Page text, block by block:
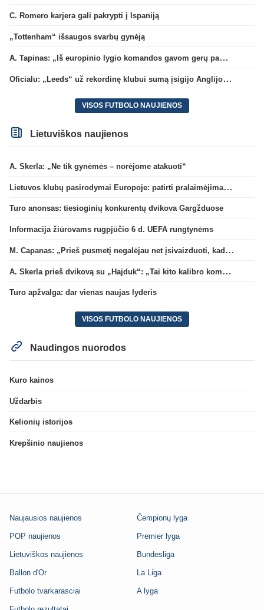
C. Romero karjera gali pakrypti į Ispaniją
„Tottenham“ išsaugos svarbų gynėją
A. Tapinas: „Iš europinio lygio komandos gavom gerų pamokų“
Oficialu: „Leeds“ už rekordinę klubui sumą įsigijo Anglijos rinktinės vartininką
VISOS FUTBOLO NAUJIENOS
Lietuviškos naujienos
A. Skerla: „Ne tik gynėmės – norėjome atakuoti“
Lietuvos klubų pasirodymai Europoje: patirti pralaimėjimai Kroatijos atstovams
Turo anonsas: tiesioginių konkurentų dvikova Gargžduose
Informacija žiūrovams rugpjūčio 6 d. UEFA rungtynėms
M. Capanas: „Prieš pusmetį negalėjau net įsivaizduoti, kad žaisime prieš „Hajduk“
A. Skerla prieš dvikovą su „Hajduk“: „Tai kito kalibro komanda“
Turo apžvalga: dar vienas naujas lyderis
VISOS FUTBOLO NAUJIENOS
Naudingos nuorodos
Kuro kainos
Uždarbis
Kelionių istorijos
Krepšinio naujienos
Naujausios naujienos
POP naujienos
Lietuviškos naujienos
Ballon d'Or
Futbolo tvarkarasciai
Čempionų lyga
Premier lyga
Bundesliga
La Liga
A lyga